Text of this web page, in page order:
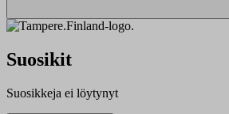
Suosikit
Suosikkeja ei löytynyt